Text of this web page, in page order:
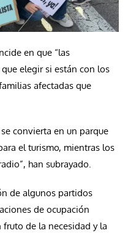
en que “las
elegir si están con los
afectadas que
convierta en un parque
el turismo, mientras los
han subrayado.
de algunos partidos
de ocupación
fruto de la necesidad y la